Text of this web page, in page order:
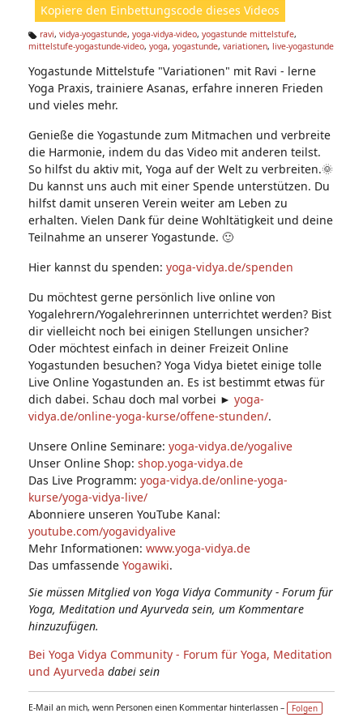
Kopiere den Einbettungscode dieses Videos
Ta
s:
ravi, vidya-yogastunde, yoga-vidya-video, yogastunde mittelstufe,
mittelstufe-yogastunde-video, yoga, yogastunde, variationen, live-yogastunde
Yogastunde Mittelstufe "Variationen" mit Ravi - lerne
Yoga Praxis, trainiere Asanas, erfahre inneren Frieden
und vieles mehr.
Genieße die Yogastunde zum Mitmachen und verbreite
die Harmonie, indem du das Video mit anderen teilst.
So hilfst du aktiv mit, Yoga auf der Welt zu verbreiten.🌞
Du kannst uns auch mit einer Spende unterstützen. Du
hilfst damit unseren Verein weiter am Leben zu
erhalten. Vielen Dank für deine Wohltätigkeit und deine
Teilnahme an unserer Yogastunde. 🙂
Hier kannst du spenden: yoga-vidya.de/spenden
Du möchtest gerne persönlich live online von
Yogalehrern/Yogalehrerinnen unterrichtet werden? Bist
dir vielleicht noch bei einigen Stellungen unsicher?
Oder möchtest einfach in deiner Freizeit Online
Yogastunden besuchen? Yoga Vidya bietet einige tolle
Live Online Yogastunden an. Es ist bestimmt etwas für
dich dabei. Schau doch mal vorbei ► yoga-
vidya.de/online-yoga-kurse/offene-stunden/.
Unsere Online Seminare: yoga-vidya.de/yogalive
Unser Online Shop: shop.yoga-vidya.de
Das Live Programm: yoga-vidya.de/online-yoga-
kurse/yoga-vidya-live/
Abonniere unseren YouTube Kanal:
youtube.com/yogavidyalive
Mehr Informationen: www.yoga-vidya.de
Das umfassende Yogawiki.
Sie müssen Mitglied von Yoga Vidya Community - Forum für
Yoga, Meditation und Ayurveda sein, um Kommentare
hinzuzufügen.
Bei Yoga Vidya Community - Forum für Yoga, Meditation
und Ayurveda dabei sein
E-Mail an mich, wenn Personen einen Kommentar hinterlassen – Folgen